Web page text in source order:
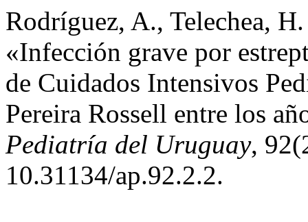
Rodríguez, A., Telechea,
«Infección grave por
de Cuidados Intensivos
Pereira Rossell entre los
Pediatría del Uruguay,
10.31134/ap.92.2.2.